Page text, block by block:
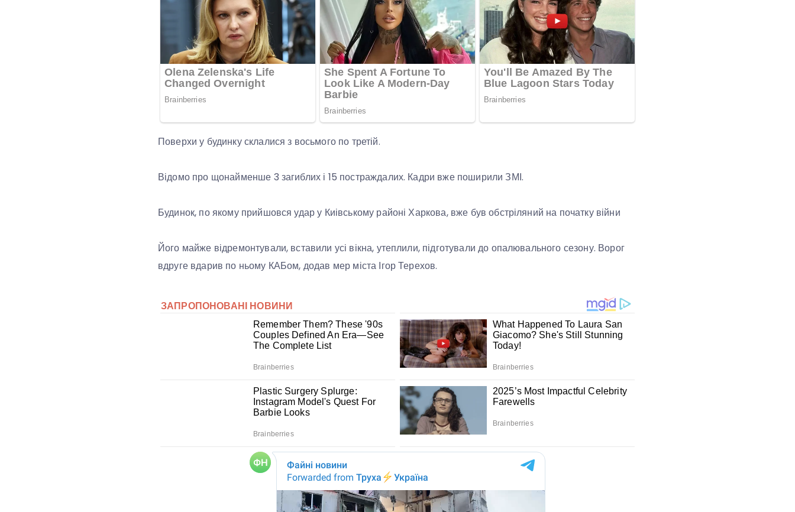
Поверхи у будинку склалися з восьмого по третій.
Відомо про щонайменше 3 загиблих і 15 постраждалих. Кадри вже поширили ЗМІ.
Будинок, по якому прийшовся удар у Киівському районі Харкова, вже був обстріляний на початку війни
Його майже відремонтували, вставили усі вікна, утеплили, підготували до опалювального сезону. Ворог
вдруге вдарив по ньому КАБом, додав мер міста Ігор Терехов.